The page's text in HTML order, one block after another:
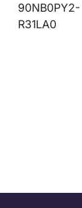
90NB0PY2-
R31LA0